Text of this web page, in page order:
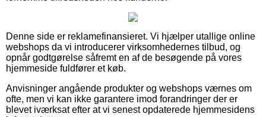
Denne side er reklamefinansieret. Vi hjælper utallige online
webshops da vi introducerer virksomhedernes tilbud, og
opnår godtgørelse såfremt en af de besøgende på vores
hjemmeside fuldfører et køb.
Anvisninger angående produkter og webshops værnes om
ofte, men vi kan ikke garantere imod forandringer der er
blevet iværksat efter at vi senest opdaterede hjemmesidens